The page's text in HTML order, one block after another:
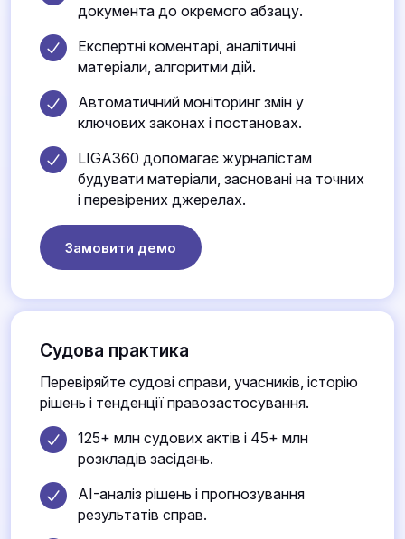
документа до окремого абзацу.
Експертні коментарі, аналітичні
матеріали, алгоритми дій.
Автоматичний моніторинг змін у
ключових законах і постановах.
LIGA360 допомагає журналістам
будувати матеріали, засновані на точних
і перевірених джерелах.
Замовити демо
Судова практика
Перевіряйте судові справи, учасників, історію
рішень і тенденції правозастосування.
125+ млн судових актів і 45+ млн
розкладів засідань.
AI-аналіз рішень і прогнозування
результатів справ.